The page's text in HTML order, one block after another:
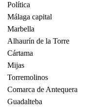
Política
Málaga capital
Marbella
Alhaurín de la Torre
Cártama
Mijas
Torremolinos
Comarca de Antequera
Guadalteba